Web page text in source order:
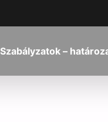
Szabályzatok –